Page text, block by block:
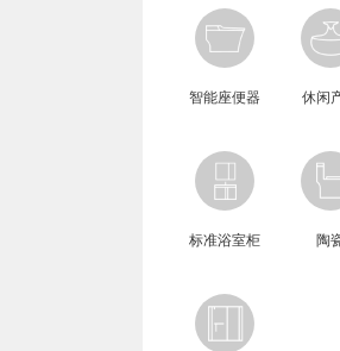
智能座便器 休闲
标准浴室柜 陶